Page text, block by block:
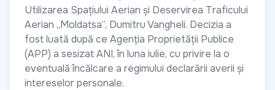
Utilizarea Spațiului Aerian și Deservirea Traficului
Aerian „Moldatsa”, Dumitru Vangheli. Decizia a
fost luată după ce Agenția Proprietății Publice
(APP) a sesizat ANI, în luna iulie, cu privire la o
eventuală încălcare a regimului declarării averii și
intereselor personale.